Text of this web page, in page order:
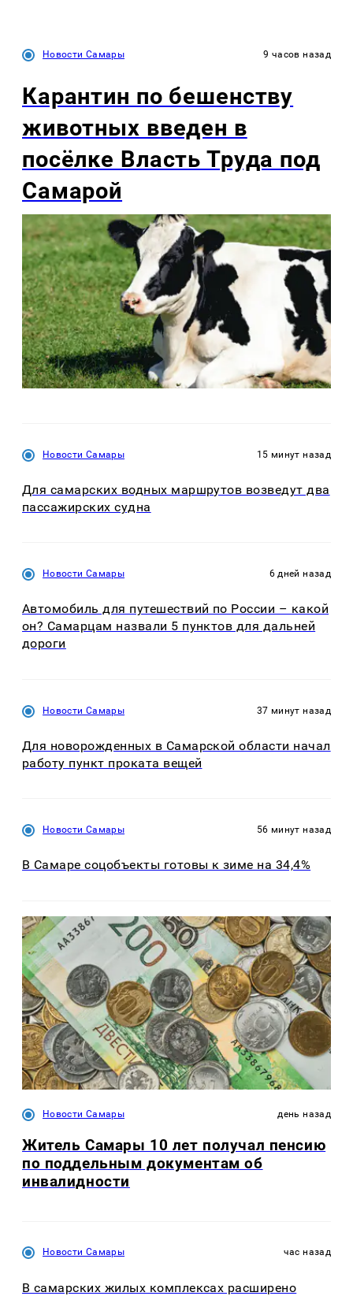
Новости Самары 9 часов назад
Карантин по бешенству
животных введен в
посёлке Власть Труда под
Самарой
Новости Самары 15 минут назад
Для самарских водных маршрутов возведут два
пассажирских судна
Новости Самары 6 дней назад
Автомобиль для путешествий по России – какой
он? Самарцам назвали 5 пунктов для дальней
дороги
Новости Самары 37 минут назад
Для новорожденных в Самарской области начал
работу пункт проката вещей
Новости Самары 56 минут назад
В Самаре соцобъекты готовы к зиме на 34,4%
Новости Самары день назад
Житель Самары 10 лет получал пенсию
по поддельным документам об
инвалидности
Новости Самары час назад
В самарских жилых комплексах расширено